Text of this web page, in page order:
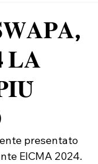
𝐋𝐀
presentato
EICMA 2024.